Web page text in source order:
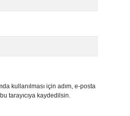
kullanılması için adım, e-posta
tarayıcıya kaydedilsin.